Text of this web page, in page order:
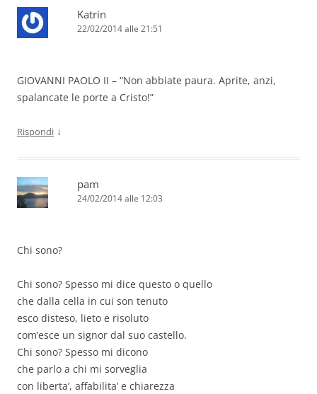
Katrin
22/02/2014 alle 21:51
GIOVANNI PAOLO II – “Non abbiate paura. Aprite, anzi,
spalancate le porte a Cristo!”
Rispondi ↓
pam
24/02/2014 alle 12:03
Chi sono?
Chi sono? Spesso mi dice questo o quello
che dalla cella in cui son tenuto
esco disteso, lieto e risoluto
com’esce un signor dal suo castello.
Chi sono? Spesso mi dicono
che parlo a chi mi sorveglia
con liberta’, affabilita’ e chiarezza